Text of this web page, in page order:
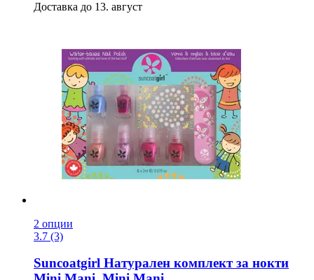
Доставка до 13. август
2 опции
3.7 (3)
Suncoatgirl Натурален комплект за нокти